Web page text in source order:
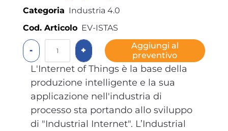
Categoria Industria 4.0
Cod. Articolo EV-ISTAS
Quantità
Aggiungi al
preventivo
L'Internet of Things è la base della
produzione intelligente e la sua
applicazione nell'industria di
processo sta portando allo sviluppo
di "Industrial Internet". L’Industrial